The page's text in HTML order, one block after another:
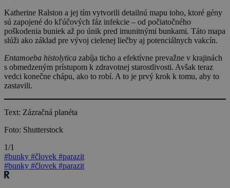
Katherine Ralston a jej tím vytvorili detailnú mapu toho, ktoré gény
sú zapojené do kľúčových fáz infekcie – od počiatočného
poškodenia buniek až po únik pred imunitnými bunkami. Táto mapa
slúži ako základ pre vývoj cielenej liečby aj potenciálnych vakcín.
Entamoeba histolytica zabíja ticho a efektívne prevažne v krajinách
s obmedzeným prístupom k zdravotnej starostlivosti. Avšak teraz
vedci konečne chápu, ako to robí. A to je prvý krok k tomu, aby to
zastavili.
Text: Zázračná planéta
Foto: Shutterstock
1/1
#bunky #človek #parazit
#bunky #človek #parazit